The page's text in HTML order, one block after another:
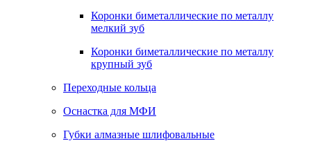
Коронки биметаллические по металлу
мелкий зуб
Коронки биметаллические по металлу
крупный зуб
Переходные кольца
Оснастка для МФИ
Губки алмазные шлифовальные